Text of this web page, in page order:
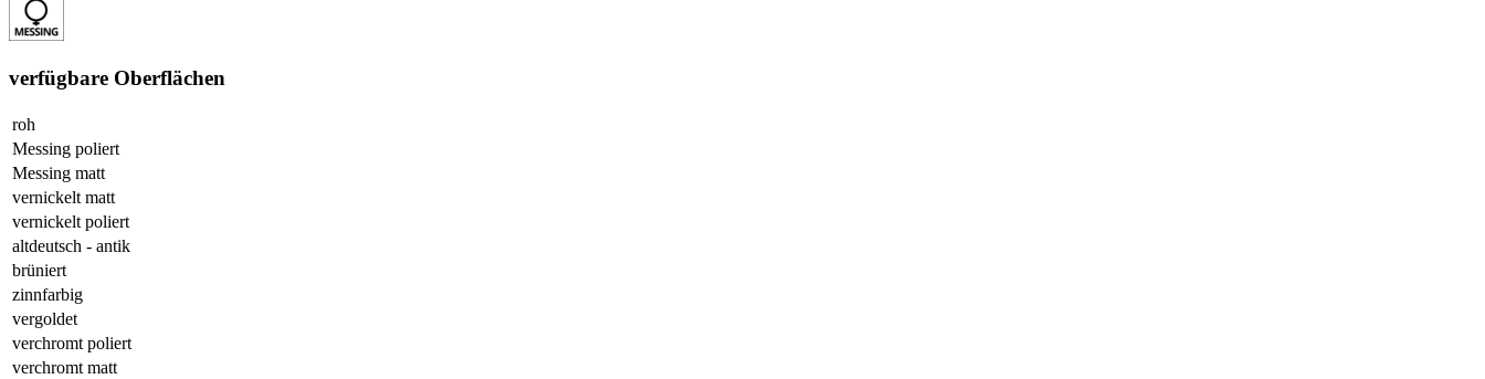
verfügbare Oberflächen
roh
Messing poliert
Messing matt
vernickelt matt
vernickelt poliert
altdeutsch - antik
brüniert
zinnfarbig
vergoldet
verchromt poliert
verchromt matt